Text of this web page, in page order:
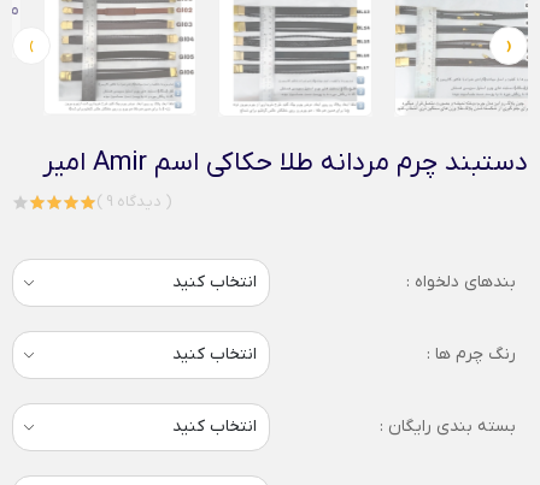
‹
›
دستبند چرم مردانه طلا حکاکی اسم Amir امیر
( 9 دیدگاه )
بندهای دلخواه :
رنگ چرم ها :
بسته بندی رایگان :